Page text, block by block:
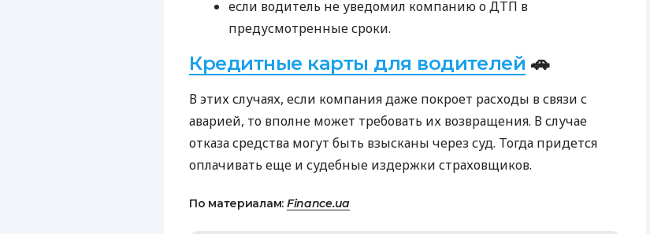
если водитель не уведомил компанию оДТП в
предусмотренные сроки.
Кредитные карты для водителей 🚗
В этих случаях, если компания даже покроет расходы в связи с
аварией, то вполне может требовать их возвращения. В случае
отказа средства могут быть взысканы через суд. Тогда придется
оплачивать еще и судебные издержки страховщиков.
По материалам: Finance.ua